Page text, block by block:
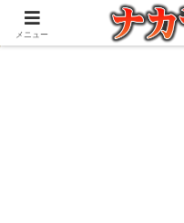
アウトドアとガジェット好
メニュー